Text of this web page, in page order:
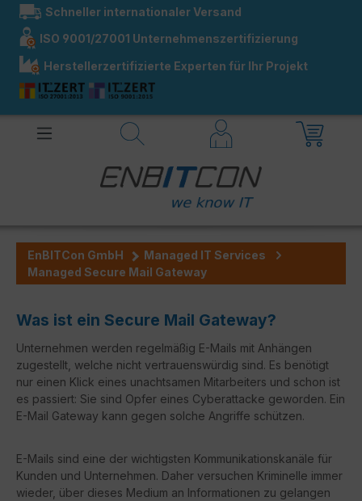
springen
Schneller internationaler Versand
ISO 9001/27001 Unternehmenszertifizierung
Herstellerzertifizierte Experten für Ihr Projekt
EnBITCon GmbH
Managed IT Services
Managed Secure Mail Gateway
Was ist ein Secure Mail Gateway?
Unternehmen werden regelmäßig E-Mails mit Anhängen
zugestellt, welche nicht vertrauenswürdig sind. Es benötigt
nur einen Klick eines unachtsamen Mitarbeiters und schon ist
es passiert: Sie sind Opfer eines Cyberattacke geworden. Ein
E-Mail Gateway kann gegen solche Angriffe schützen.
E-Mails sind eine der wichtigsten Kommunikationskanäle für
Kunden und Unternehmen. Daher versuchen Kriminelle immer
wieder, über dieses Medium an Informationen zu gelangen